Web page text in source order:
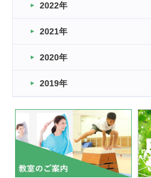
2026.03.11
緑ケ丘体育館
2022.11.03
緑ケ丘体育館
いたっぼーる大会☆彡
緑ケ丘体育館
2022.07.03
市内総合体育大会が開始
緑ケ丘体育館 猪名川運動広場
2022年
2021年
2020年
2019年